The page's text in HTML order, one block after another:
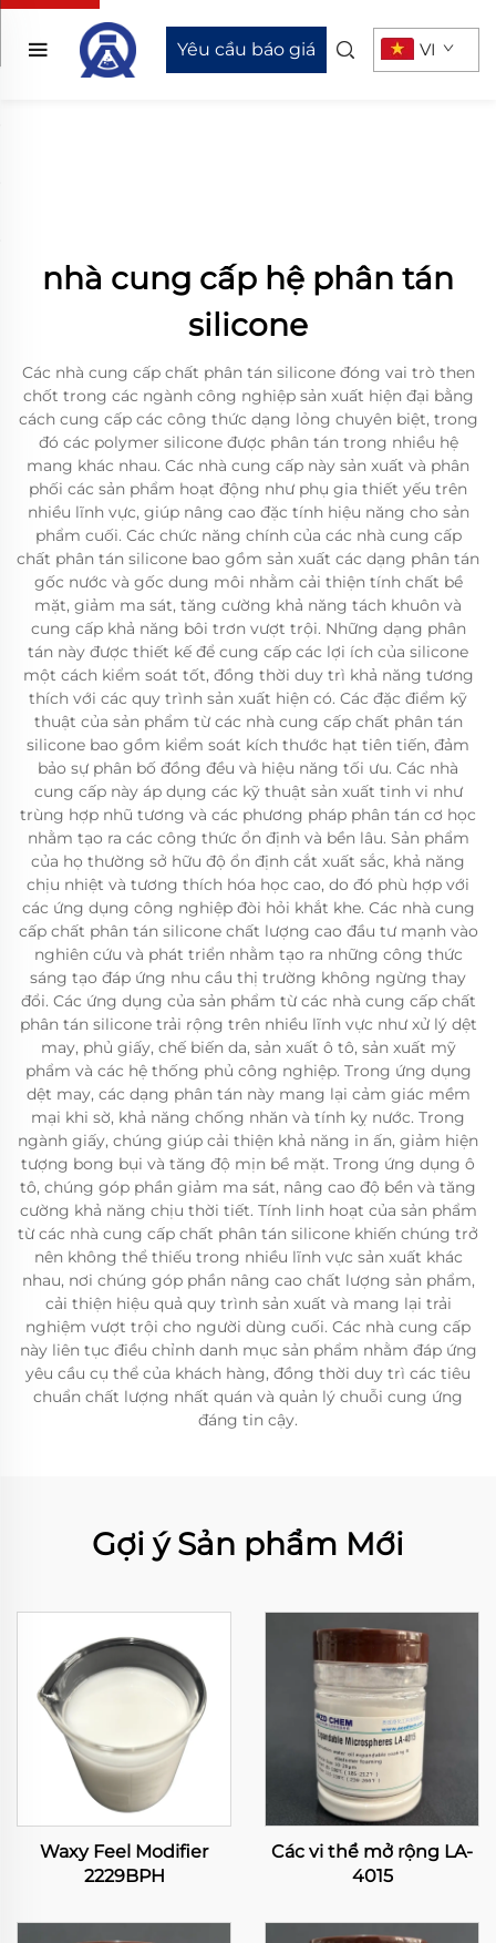
Yêu cầu báo giá VI
nhà cung cấp hệ phân tán
silicone
Các nhà cung cấp chất phân tán silicone đóng vai trò then
chốt trong các ngành công nghiệp sản xuất hiện đại bằng
cách cung cấp các công thức dạng lỏng chuyên biệt, trong
đó các polymer silicone được phân tán trong nhiều hệ
mang khác nhau. Các nhà cung cấp này sản xuất và phân
phối các sản phẩm hoạt động như phụ gia thiết yếu trên
nhiều lĩnh vực, giúp nâng cao đặc tính hiệu năng cho sản
phẩm cuối. Các chức năng chính của các nhà cung cấp
chất phân tán silicone bao gồm sản xuất các dạng phân tán
gốc nước và gốc dung môi nhằm cải thiện tính chất bề
mặt, giảm ma sát, tăng cường khả năng tách khuôn và
cung cấp khả năng bôi trơn vượt trội. Những dạng phân
tán này được thiết kế để cung cấp các lợi ích của silicone
một cách kiểm soát tốt, đồng thời duy trì khả năng tương
thích với các quy trình sản xuất hiện có. Các đặc điểm kỹ
thuật của sản phẩm từ các nhà cung cấp chất phân tán
silicone bao gồm kiểm soát kích thước hạt tiên tiến, đảm
bảo sự phân bố đồng đều và hiệu năng tối ưu. Các nhà
cung cấp này áp dụng các kỹ thuật sản xuất tinh vi như
trùng hợp nhũ tương và các phương pháp phân tán cơ học
nhằm tạo ra các công thức ổn định và bền lâu. Sản phẩm
của họ thường sở hữu độ ổn định cắt xuất sắc, khả năng
chịu nhiệt và tương thích hóa học cao, do đó phù hợp với
các ứng dụng công nghiệp đòi hỏi khắt khe. Các nhà cung
cấp chất phân tán silicone chất lượng cao đầu tư mạnh vào
nghiên cứu và phát triển nhằm tạo ra những công thức
sáng tạo đáp ứng nhu cầu thị trường không ngừng thay
đổi. Các ứng dụng của sản phẩm từ các nhà cung cấp chất
phân tán silicone trải rộng trên nhiều lĩnh vực như xử lý dệt
may, phủ giấy, chế biến da, sản xuất ô tô, sản xuất mỹ
phẩm và các hệ thống phủ công nghiệp. Trong ứng dụng
dệt may, các dạng phân tán này mang lại cảm giác mềm
mại khi sờ, khả năng chống nhăn và tính kỵ nước. Trong
ngành giấy, chúng giúp cải thiện khả năng in ấn, giảm hiện
tượng bong bụi và tăng độ mịn bề mặt. Trong ứng dụng ô
tô, chúng góp phần giảm ma sát, nâng cao độ bền và tăng
cường khả năng chịu thời tiết. Tính linh hoạt của sản phẩm
từ các nhà cung cấp chất phân tán silicone khiến chúng trở
nên không thể thiếu trong nhiều lĩnh vực sản xuất khác
nhau, nơi chúng góp phần nâng cao chất lượng sản phẩm,
cải thiện hiệu quả quy trình sản xuất và mang lại trải
nghiệm vượt trội cho người dùng cuối. Các nhà cung cấp
này liên tục điều chỉnh danh mục sản phẩm nhằm đáp ứng
yêu cầu cụ thể của khách hàng, đồng thời duy trì các tiêu
chuẩn chất lượng nhất quán và quản lý chuỗi cung ứng
đáng tin cậy.
Gợi ý Sản phẩm Mới
Waxy Feel Modifier
2229BPH
Các vi thể mở rộng LA-
4015